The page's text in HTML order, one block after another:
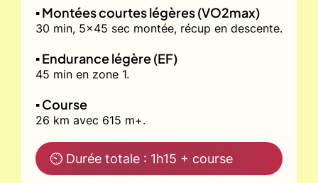
▪️ Montées courtes légères (VO2max)
30 min, 5x45 sec montée, récup en descente.
▪️ Endurance légère (EF)
45 min en zone 1.
▪️ Course
26 km avec 615 m+.
⏲ Durée totale : 1h15 + course